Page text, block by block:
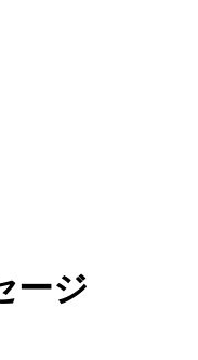
ージ